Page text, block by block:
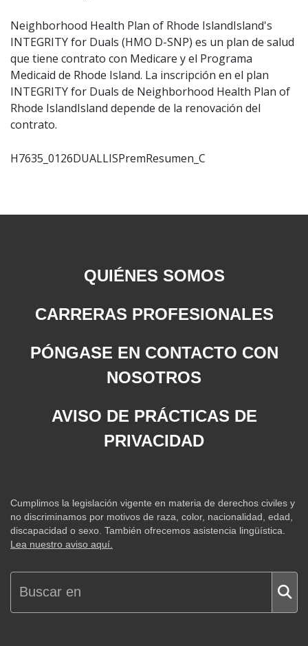
Neighborhood Health Plan of Rhode IslandIsland's
INTEGRITY for Duals (HMO D-SNP) es un plan de salud
que tiene contrato con Medicare y el Programa
Medicaid de Rhode Island. La inscripción en el plan
INTEGRITY for Duals de Neighborhood Health Plan of
Rhode IslandIsland depende de la renovación del
contrato.
H7635_0126DUALLISPremResumen_C
QUIÉNES SOMOS
CARRERAS PROFESIONALES
PÓNGASE EN CONTACTO CON
NOSOTROS
AVISO DE PRÁCTICAS DE
PRIVACIDAD
Cumplimos la legislación vigente en materia de derechos civiles y
no discriminamos por motivos de raza, color, nacionalidad, edad,
discapacidad o sexo. También ofrecemos asistencia lingüística.
Lea nuestro aviso aquí.